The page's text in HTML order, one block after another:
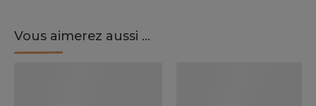
Vous aimerez aussi ...